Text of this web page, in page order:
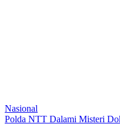
Nasional
Polda NTT Dalami Misteri